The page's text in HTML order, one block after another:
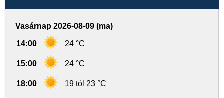
Vasárnap 2026-08-09 (ma)
14:00 24 °C
15:00 24 °C
18:00 19 tól 23 °C